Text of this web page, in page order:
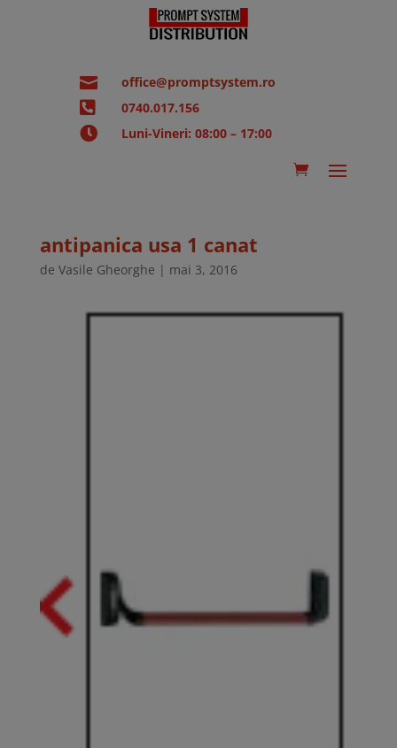
 office@promptsystem.ro
 0740.017.156
 Luni-Vineri: 08:00 – 17:00
antipanica usa 1 canat
de Vasile Gheorghe | mai 3, 2016